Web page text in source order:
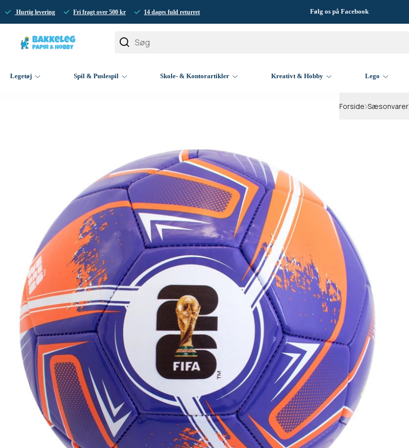
Hurtig levering Fri fragt over 500 kr 14 dages fuld returret Følg os på Facebook
Legetøj Spil & Puslespil Skole- & Kontorartikler Kreativt & Hobby Lego
Forside Sæsonvarer